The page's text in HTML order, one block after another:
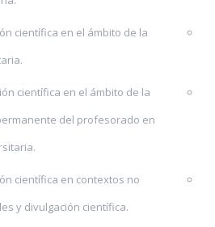
científica en el ámbito de la
científica en el ámbito de la
del profesorado en
científica en contextos no
y divulgación científica.